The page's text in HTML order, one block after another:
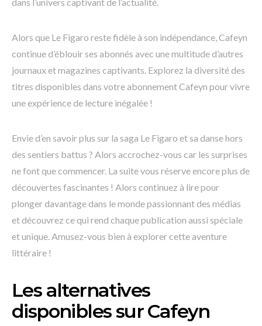
Alors que Le Figaro reste fidèle à son indépendance, Cafeyn
continue d’éblouir ses abonnés avec une multitude d’autres
journaux et magazines captivants. Explorez la diversité des
titres disponibles dans votre abonnement Cafeyn pour vivre
une expérience de lecture inégalée !
Envie d’en savoir plus sur la saga Le Figaro et sa danse hors
des sentiers battus ? Alors accrochez-vous car les surprises
ne font que commencer. La suite vous réserve encore plus de
découvertes fascinantes ! Alors continuez à lire pour
plonger davantage dans le monde passionnant des médias
et découvrez ce qui rend chaque publication aussi spéciale
et unique. Amusez-vous bien à explorer cette aventure
littéraire !
Les alternatives
disponibles sur Cafeyn